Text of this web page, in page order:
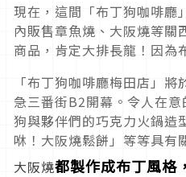
現在，這間「布丁狗咖啡廳
內販售章魚燒、大阪燒等關
商品，肯定大排長龍！因為
「布丁狗咖啡廳梅田店」
急三番街B2開幕。令人在
狗與夥伴們的巧克力火鍋造
咻！大阪燒鬆餅」等等具有
大阪燒都製作成布丁風格